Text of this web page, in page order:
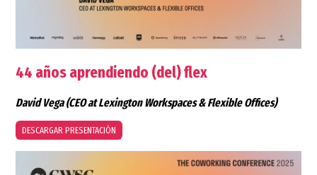
44 años aprendiendo (del) flex
David Vega(CEO at Lexington Workspaces & Flexible Offices)
DESCARGAR PRESENTACIÓN